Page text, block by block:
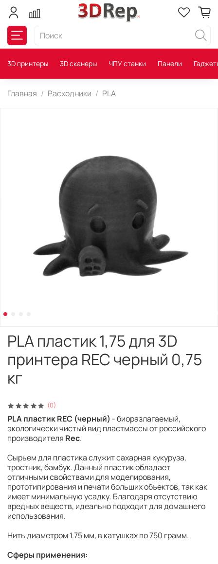
3D принтеры 3D сканеры ЧПУ станки Панели
Главная Расходники PLA
(0)
PLA пластик 1,75 для 3D
принтера REC черный 0,75
кг
PLA пластик REC (черный) - биоразлагаемый,
экологически чистый вид пластмассы от российского
производителя Rec.
Сырьем для пластика служит сахарная кукуруза,
тростник, бамбук. Данный пластик обладает
отличными свойствами для моделирования,
прототипирования и печати больших объектов, так как
имеет минимальную усадку. Благодаря отсутствию
вредных веществ, идеально подходит для домашнего
использования.
Нить диаметром 1.75 мм, в катушках по 750 грамм.
Сферы применения: